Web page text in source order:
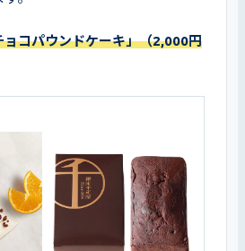
ョコパウンドケーキ」（2,000円